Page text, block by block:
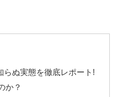
らぬ実態を徹底レポート!
か？